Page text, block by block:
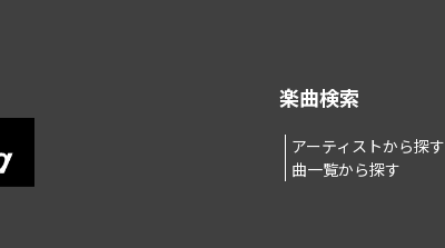
楽曲検索
アーティストから探す
曲一覧から探す